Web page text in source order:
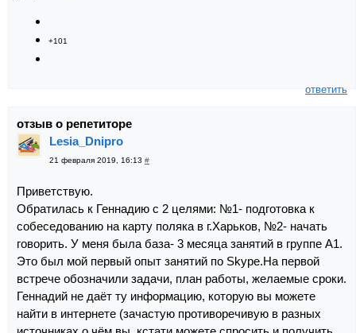
+101
ответить
отзыв о репетиторе
Lesia_Dnipro
21 февраля 2019, 16:13 #
Приветствую.
Обратилась к Геннадию с 2 целями: №1- подготовка к
собеседованию на карту поляка в г.Харьков, №2- начать
говорить. У меня была база- 3 месяца занятий в группе А1.
Это был мой первый опыт занятий по Skype.На первой
встрече обозначили задачи, план работы, желаемые сроки.
Геннадий не даёт ту информацию, которую вы можете
найти в интернете (зачастую противоречивую в разных